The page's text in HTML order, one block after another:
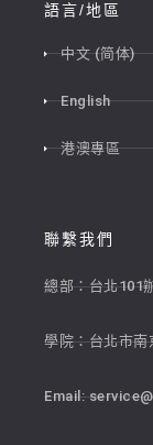
語言/地區
中文 (简体)
English
港澳專區
聯繫我們
總部：台北101
學院：台北市南
Email: